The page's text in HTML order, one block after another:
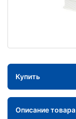
Купить
Описание товара